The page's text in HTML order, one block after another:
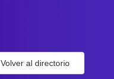
Volver al directorio